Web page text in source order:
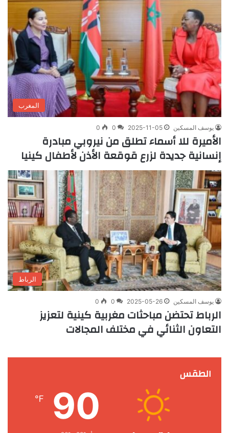
المغرب
يوسف المسكين 2025-11-05
0
0
الأميرة للا أسماء تطلق من نيروبي مبادرة
إنسانية جديدة لزرع قوقعة الأذن لأطفال كينيا
الرباط
يوسف المسكين 2025-05-26
0
0
الرباط تحتضن مباحثات مغربية كينية لتعزيز
التعاون الثنائي في مختلف المجالات
الطقس
90
℉